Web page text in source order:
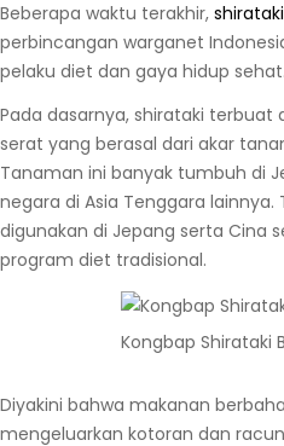
Beberapa waktu terakhir, shirataki
perbincangan warganet
pelaku diet dan gaya hidup sehat.
Pada dasarnya, shirataki terbuat
serat yang berasal dari akar
Tanaman ini banyak tumbuh di
negara di Asia Tenggara
digunakan di Jepang serta Cina
program diet tradisional.
Kongbap Shirataki
Diyakini bahwa makanan
mengeluarkan kotoran dan